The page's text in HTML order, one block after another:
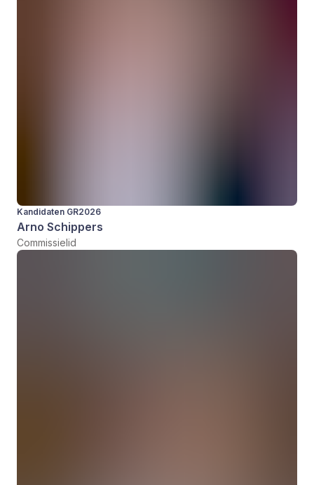
Kandidaten GR2026
Arno Schippers
Commissielid